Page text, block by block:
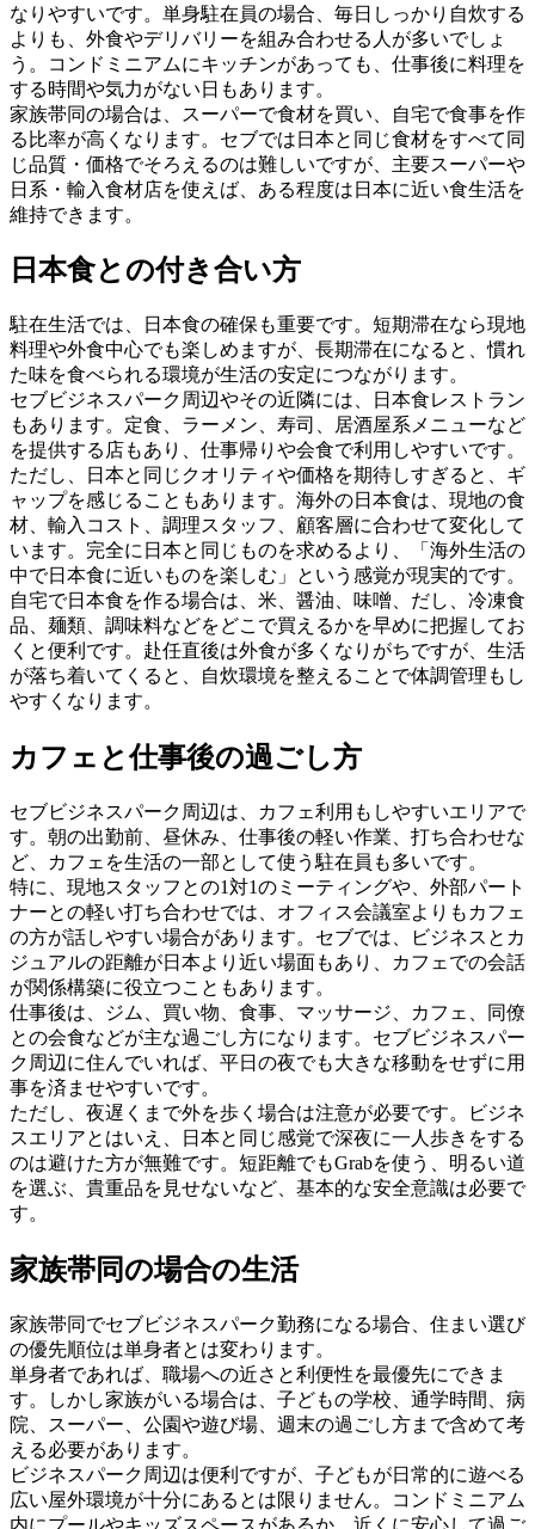
なりやすいです。単身駐在員の場合、毎日しっかり自炊する
よりも、外食やデリバリーを組み合わせる人が多いでしょ
う。コンドミニアムにキッチンがあっても、仕事後に料理を
する時間や気力がない日もあります。
家族帯同の場合は、スーパーで食材を買い、自宅で食事を作
る比率が高くなります。セブでは日本と同じ食材をすべて同
じ品質・価格でそろえるのは難しいですが、主要スーパーや
日系・輸入食材店を使えば、ある程度は日本に近い食生活を
維持できます。
日本食との付き合い方
駐在生活では、日本食の確保も重要です。短期滞在なら現地
料理や外食中心でも楽しめますが、長期滞在になると、慣れ
た味を食べられる環境が生活の安定につながります。
セブビジネスパーク周辺やその近隣には、日本食レストラン
もあります。定食、ラーメン、寿司、居酒屋系メニューなど
を提供する店もあり、仕事帰りや会食で利用しやすいです。
ただし、日本と同じクオリティや価格を期待しすぎると、ギ
ャップを感じることもあります。海外の日本食は、現地の食
材、輸入コスト、調理スタッフ、顧客層に合わせて変化して
います。完全に日本と同じものを求めるより、「海外生活の
中で日本食に近いものを楽しむ」という感覚が現実的です。
自宅で日本食を作る場合は、米、醤油、味噌、だし、冷凍食
品、麺類、調味料などをどこで買えるかを早めに把握してお
くと便利です。赴任直後は外食が多くなりがちですが、生活
が落ち着いてくると、自炊環境を整えることで体調管理もし
やすくなります。
カフェと仕事後の過ごし方
セブビジネスパーク周辺は、カフェ利用もしやすいエリアで
す。朝の出勤前、昼休み、仕事後の軽い作業、打ち合わせな
ど、カフェを生活の一部として使う駐在員も多いです。
特に、現地スタッフとの1対1のミーティングや、外部パート
ナーとの軽い打ち合わせでは、オフィス会議室よりもカフェ
の方が話しやすい場合があります。セブでは、ビジネスとカ
ジュアルの距離が日本より近い場面もあり、カフェでの会話
が関係構築に役立つこともあります。
仕事後は、ジム、買い物、食事、マッサージ、カフェ、同僚
との会食などが主な過ごし方になります。セブビジネスパー
ク周辺に住んでいれば、平日の夜でも大きな移動をせずに用
事を済ませやすいです。
ただし、夜遅くまで外を歩く場合は注意が必要です。ビジネ
スエリアとはいえ、日本と同じ感覚で深夜に一人歩きをする
のは避けた方が無難です。短距離でもGrabを使う、明るい道
を選ぶ、貴重品を見せないなど、基本的な安全意識は必要で
す。
家族帯同の場合の生活
家族帯同でセブビジネスパーク勤務になる場合、住まい選び
の優先順位は単身者とは変わります。
単身者であれば、職場への近さと利便性を最優先にできま
す。しかし家族がいる場合は、子どもの学校、通学時間、病
院、スーパー、公園や遊び場、週末の過ごし方まで含めて考
える必要があります。
ビジネスパーク周辺は便利ですが、子どもが日常的に遊べる
広い屋外環境が十分にあるとは限りません。コンドミニアム
内にプールやキッズスペースがあるか、近くに安心して過ご